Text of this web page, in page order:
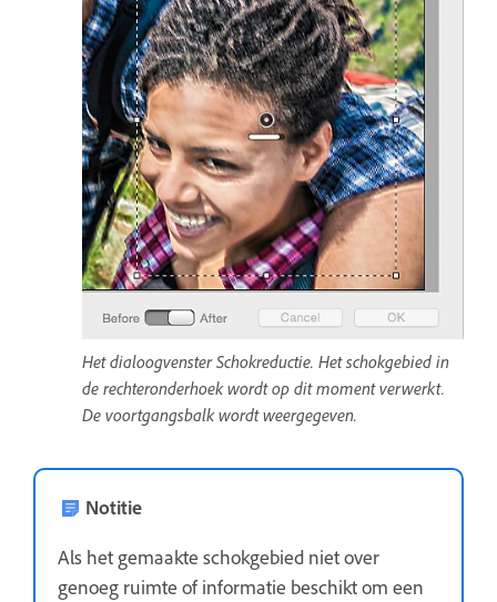
Het dialoogvenster Schokreductie. Het schokgebied in
de rechteronderhoek wordt op dit moment verwerkt.
De voortgangsbalk wordt weergegeven.
Notitie
Als het gemaakte schokgebied niet over
genoeg ruimte of informatie beschikt om een